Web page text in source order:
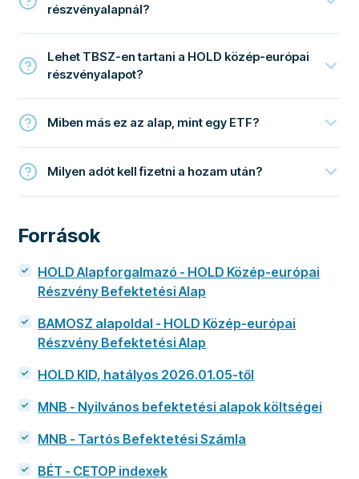
részvényalapnál?
Lehet TBSZ-en tartani a HOLD közép-európai
részvényalapot?
Miben más ez az alap, mint egy ETF?
Milyen adót kell fizetni a hozam után?
Források
HOLD Alapforgalmazó - HOLD Közép-európai
Részvény Befektetési Alap
BAMOSZ alapoldal - HOLD Közép-európai
Részvény Befektetési Alap
HOLD KID, hatályos 2026.01.05-től
MNB - Nyilvános befektetési alapok költségei
MNB - Tartós Befektetési Számla
BÉT - CETOP indexek